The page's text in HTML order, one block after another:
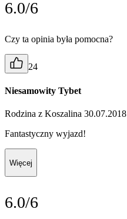
6.0/6
Czy ta opinia była pomocna?
24
Niesamowity Tybet
Rodzina z Koszalina 30.07.2018
Fantastyczny wyjazd!
Więcej
6.0/6